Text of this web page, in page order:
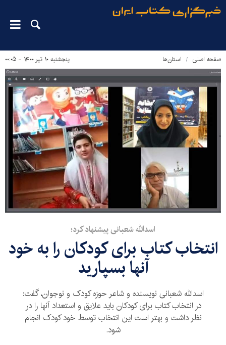
صفحه اصلی استان‌ها پنجشنبه ۱۰ تیر ۱۴۰۰ - ۰۰:۰۵
اسدالله شعبانی پیشنهاد کرد؛
انتخاب کتاب برای کودکان را به خود
آنها بسپارید
اسدالله شعبانی نویسنده و شاعر حوزه کودک و نوجوان، گفت:
در انتخاب کتاب برای کودکان باید علایق و استعداد آنها را در
نظر داشت و بهتر است این انتخاب توسط خود کودک انجام
شود.